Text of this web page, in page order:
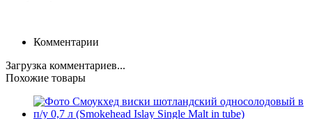
Комментарии
Загрузка комментариев...
Похожие товары